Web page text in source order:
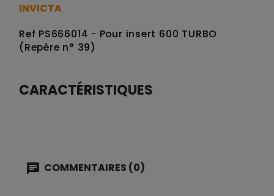
INVICTA
Ref PS666014 - Pour insert 600 TURBO
(Repère n° 39)
CARACTÉRISTIQUES
COMMENTAIRES (0)